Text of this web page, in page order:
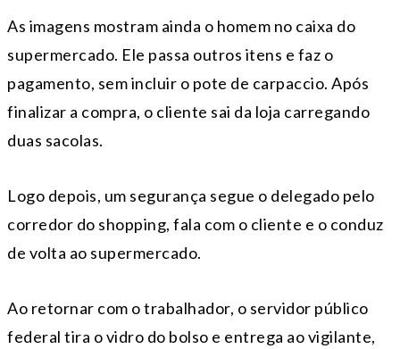
As imagens mostram ainda o homem no caixa do
supermercado. Ele passa outros itens e faz o
pagamento, sem incluir o pote de carpaccio. Após
finalizar a compra, o cliente sai da loja carregando
duas sacolas.
Logo depois, um segurança segue o delegado pelo
corredor do shopping, fala com o cliente e o conduz
de volta ao supermercado.
Ao retornar com o trabalhador, o servidor público
federal tira o vidro do bolso e entrega ao vigilante,